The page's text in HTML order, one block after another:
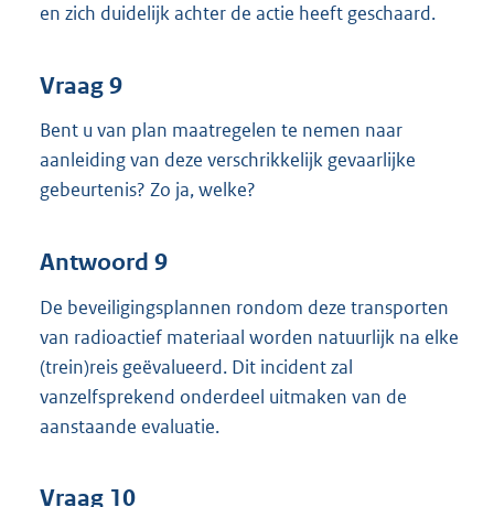
en zich duidelijk achter de actie heeft geschaard.
Vraag 9
Bent u van plan maatregelen te nemen naar
aanleiding van deze verschrikkelijk gevaarlijke
gebeurtenis? Zo ja, welke?
Antwoord 9
De beveiligingsplannen rondom deze transporten
van radioactief materiaal worden natuurlijk na elke
(trein)reis geëvalueerd. Dit incident zal
vanzelfsprekend onderdeel uitmaken van de
aanstaande evaluatie.
Vraag 10